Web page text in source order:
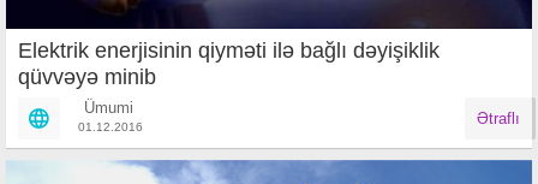
Elektrik enerjisinin qiyməti ilə bağlı dəyişiklik
qüvvəyə minib
Ümumi
01.12.2016 Ətraflı